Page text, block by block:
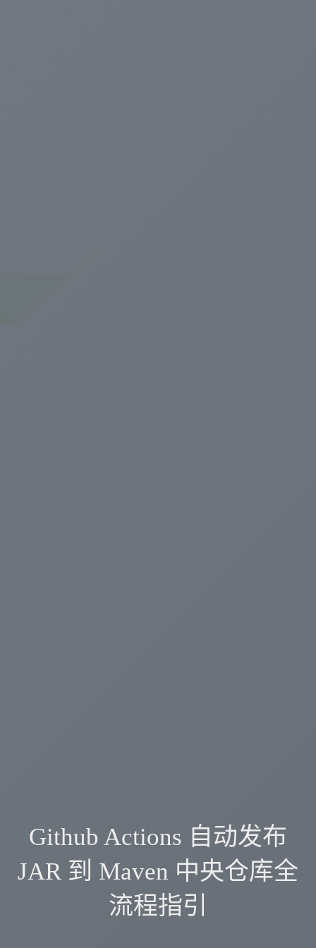
Github Actions 自动发布
JAR 到 Maven 中央仓库全
流程指引